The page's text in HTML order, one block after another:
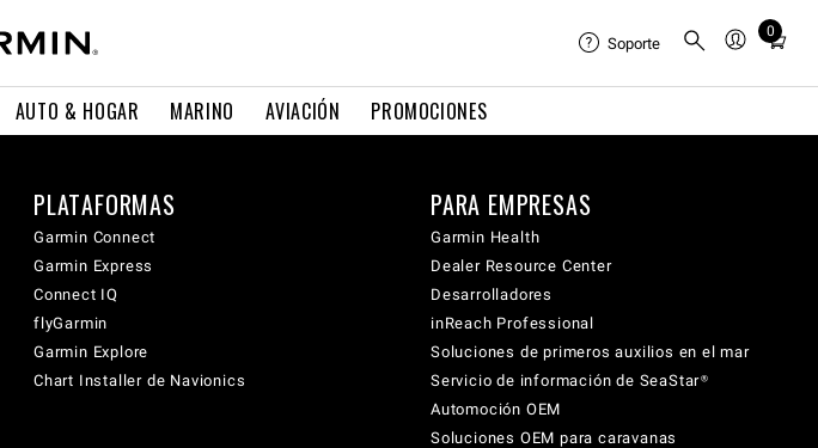
AUTO & HOGAR MARINO AVIACIÓN PROMOCIONES
Soporte
0
Total
cart:
PLATAFORMAS
Garmin Connect
Garmin Express
Connect IQ
flyGarmin
Garmin Explore
Chart Installer de Navionics
PARA EMPRESAS
Garmin Health
Dealer Resource Center
Desarrolladores
inReach Professional
Soluciones de primeros auxilios en el mar
Servicio de información de SeaStar®
Automoción OEM
Soluciones OEM para caravanas